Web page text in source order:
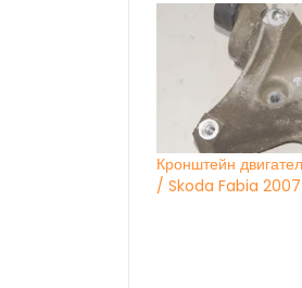
Кронштейн
/ Skoda Fabia 2007